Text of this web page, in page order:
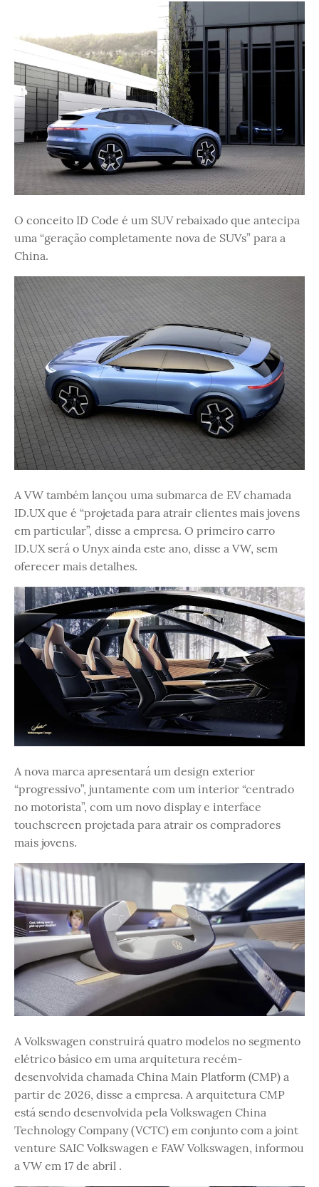
O conceito ID Code é um SUV rebaixado que antecipa
uma “geração completamente nova de SUVs” para a
China.
A VW também lançou uma submarca de EV chamada
ID.UX que é “projetada para atrair clientes mais jovens
em particular”, disse a empresa. O primeiro carro
ID.UX será o Unyx ainda este ano, disse a VW, sem
oferecer mais detalhes.
A nova marca apresentará um design exterior
“progressivo”, juntamente com um interior “centrado
no motorista”, com um novo display e interface
touchscreen projetada para atrair os compradores
mais jovens.
A Volkswagen construirá quatro modelos no segmento
elétrico básico em uma arquitetura recém-
desenvolvida chamada China Main Platform (CMP) a
partir de 2026, disse a empresa. A arquitetura CMP
está sendo desenvolvida pela Volkswagen China
Technology Company (VCTC) em conjunto com a joint
venture SAIC Volkswagen e FAW Volkswagen, informou
a VW em 17 de abril .